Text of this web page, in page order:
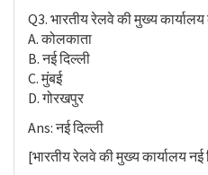
Q3. भारतीय रेलवे की मुख्य कार्यालय
A. कोलकाता
B. नई दिल्ली
C. मुंबई
D. गोरखपुर
Ans: नई दिल्ली
[भारतीय रेलवे की मुख्य कार्यालय